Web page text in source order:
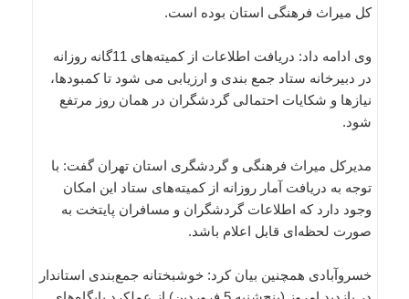
کل میراث فرهنگی استان بوده است.
وی ادامه داد: دریافت اطلاعات از کمیته‌های 11گانه روزانه
در دبیرخانه ستاد جمع بندی و ارزیابی می شود تا کمبودها،
نیازها و شکایات احتمالی گردشگران در همان روز مرتفع
شود.
مدیرکل میراث فرهنگی و گردشگری استان تهران گفت: با
توجه به دریافت آمار روزانه از کمیته‌های ستاد این امکان
وجود دارد که اطلاعات گردشگران و مسافران پایتخت به
صورت لحظه‌ای قابل اعلام باشد.
خسروآبادی همچنین بیان کرد: خوشبختانه جمع‌بندی استاندار